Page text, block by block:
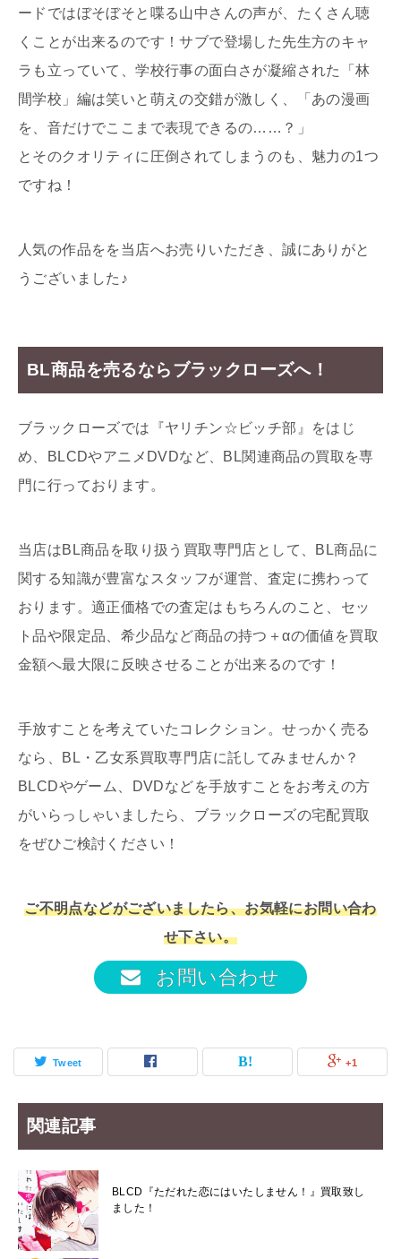
ードではぼそぼそと喋る山中さんの声が、たくさん聴
くことが出来るのです！サブで登場した先生方のキャ
ラも立っていて、学校行事の面白さが凝縮された「林
間学校」編は笑いと萌えの交錯が激しく、「あの漫画
を、音だけでここまで表現できるの……？」
とそのクオリティに圧倒されてしまうのも、魅力の1つ
ですね！
人気の作品をを当店へお売りいただき、誠にありがと
うございました♪
BL商品を売るならブラックローズへ！
ブラックローズでは『ヤリチン☆ビッチ部』をはじ
め、BLCDやアニメDVDなど、BL関連商品の買取を専
門に行っております。
当店はBL商品を取り扱う買取専門店として、BL商品に
関する知識が豊富なスタッフが運営、査定に携わって
おります。適正価格での査定はもちろんのこと、セッ
ト品や限定品、希少品など商品の持つ＋αの価値を買取
金額へ最大限に反映させることが出来るのです！
手放すことを考えていたコレクション。せっかく売る
なら、BL・乙女系買取専門店に託してみませんか？
BLCDやゲーム、DVDなどを手放すことをお考えの方
がいらっしゃいましたら、ブラックローズの宅配買取
をぜひご検討ください！
ご不明点などがございましたら、お気軽にお問い合わ
せ下さい。
お問い合わせ
Tweet +1
関連記事
BLCD『ただれた恋にはいたしません！』買取致し
ました！